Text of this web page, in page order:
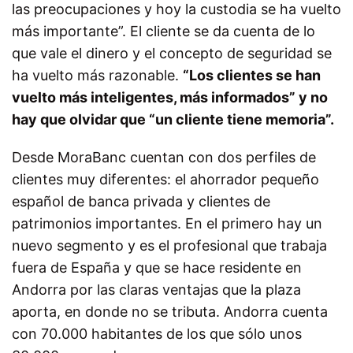
las preocupaciones y hoy la custodia se ha vuelto
más importante”. El cliente se da cuenta de lo
que vale el dinero y el concepto de seguridad se
ha vuelto más razonable. “Los clientes se han
vuelto más inteligentes, más informados” y no
hay que olvidar que “un cliente tiene memoria”.
Desde MoraBanc cuentan con dos perfiles de
clientes muy diferentes: el ahorrador pequeño
español de banca privada y clientes de
patrimonios importantes. En el primero hay un
nuevo segmento y es el profesional que trabaja
fuera de España y que se hace residente en
Andorra por las claras ventajas que la plaza
aporta, en donde no se tributa. Andorra cuenta
con 70.000 habitantes de los que sólo unos